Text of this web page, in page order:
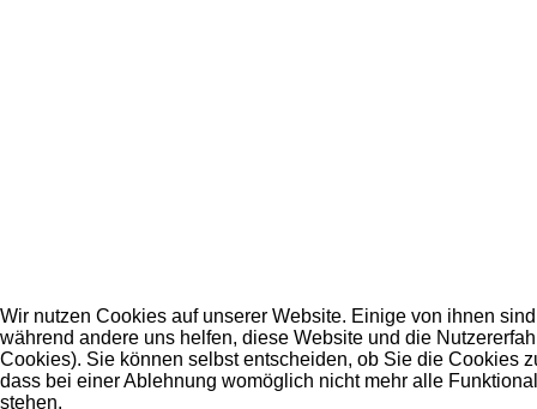
Wir nutzen Cookies auf unserer Website. Einige von ihnen
während andere uns helfen, diese Website und die
Cookies). Sie können selbst entscheiden, ob Sie die Cookies
dass bei einer Ablehnung womöglich nicht mehr alle
stehen.